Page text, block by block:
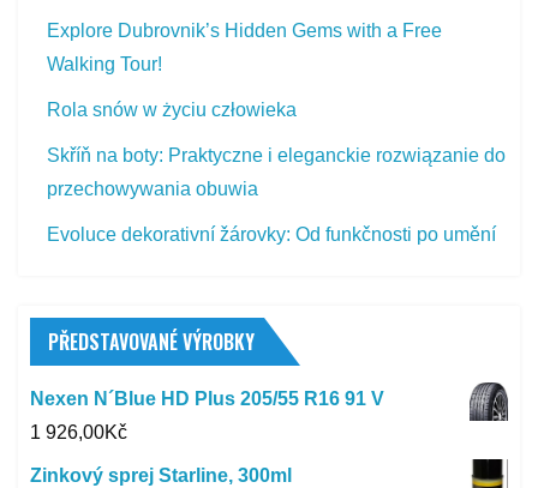
Explore Dubrovnik’s Hidden Gems with a Free
Walking Tour!
Rola snów w życiu człowieka
Skříň na boty: Praktyczne i eleganckie rozwiązanie do
przechowywania obuwia
Evoluce dekorativní žárovky: Od funkčnosti po umění
PŘEDSTAVOVANÉ VÝROBKY
Nexen N´Blue HD Plus 205/55 R16 91 V
1 926,00Kč
Zinkový sprej Starline, 300ml